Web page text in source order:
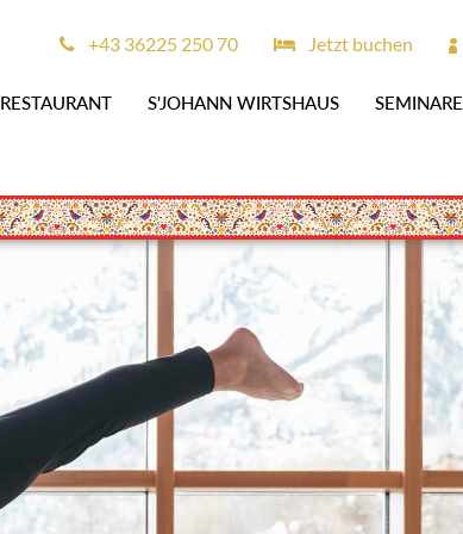
RESTAURANT S'JOHANN WIRTSHAUS SEMINARE
+43 36225 250 70 Jetzt buchen